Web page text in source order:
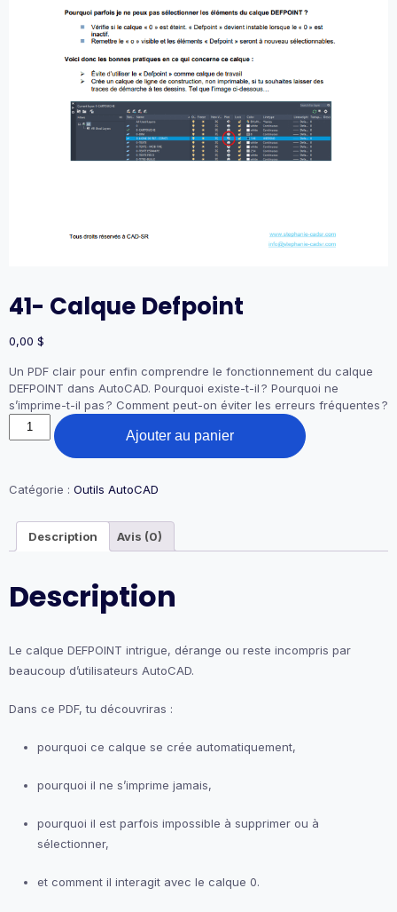
41- Calque Defpoint
0,00 $
Un PDF clair pour enfin comprendre le fonctionnement du calque
DEFPOINT dans AutoCAD. Pourquoi existe-t-il ? Pourquoi ne
s’imprime-t-il pas ? Comment peut-on éviter les erreurs fréquentes ?
quantité
de
Defpoint
Ajouter au panier
Catégorie : Outils AutoCAD
Description Avis (0)
Description
Le calque DEFPOINT intrigue, dérange ou reste incompris par
beaucoup d’utilisateurs AutoCAD.
Dans ce PDF, tu découvriras :
pourquoi ce calque se crée automatiquement,
pourquoi il ne s’imprime jamais,
pourquoi il est parfois impossible à supprimer ou à
sélectionner,
et comment il interagit avec le calque 0.